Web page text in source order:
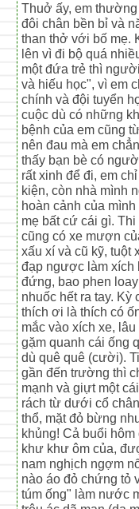
Thuở ấy, em
đôi chân bền bỉ và
than thở với bố mẹ.
lên vì đi bộ quá
một đứa trẻ thì
và hiếu học", vì em
chính và đội tuyển
cuộc dù có những
bệnh của em cũng
nên đau mà em
thấy bạn bè có
rất xinh để đi, em
kiện, còn nhà mình
hoàn cảnh của
mẹ bất cứ cái gì.
cũng có xe mượn
xấu xí và cũ kỹ, tuột
đạp ngược làm xích
đứng, bao phen
nhuốc hết ra tay. Kỳ
thích ơi là thích có
mắc vào xích xe,
gặm quanh cái ống
dù quê quê (cười).
gần đến trường thì
mạnh và giựt một
rách từ dưới cổ
thổ, mặt đỏ bừng
khủng! Cả buổi
khư khư ôm của,
nam nghịch ngợm
nào áo đỏ chứng tỏ
túm ống" làm nước